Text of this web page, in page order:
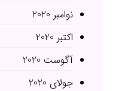
نوامبر 2020
اکتبر 2020
آگوست 2020
جولای 2020